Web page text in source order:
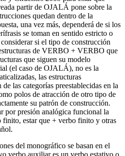
partir de OJALÁ pone sobre la
quedan dentro de la
una vez más, dependerá de si los
se toman en sentido estricto o
si el tipo de construcción
de VERBO + VERBO que
que siguen su modelo
(el caso de OJALÁ), no es la
las estructuras
las categorías preestablecidas en la
polos de atracción de otro tipo de
su patrón de construcción.
por presión analógica funcional la
finito, estar que + verbo finito y otras
del monográfico se basan en el